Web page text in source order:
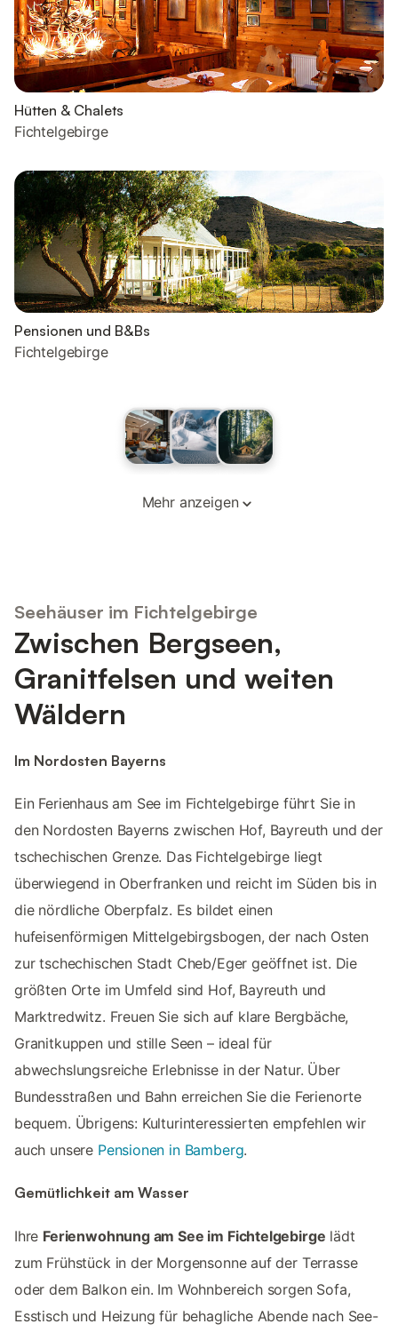
Hütten & Chalets
Fichtelgebirge
Pensionen und B&Bs
Fichtelgebirge
Mehr anzeigen
Seehäuser im Fichtelgebirge
Zwischen Bergseen,
Granitfelsen und weiten
Wäldern
Im Nordosten Bayerns
Ein Ferienhaus am See im Fichtelgebirge führt Sie in
den Nordosten Bayerns zwischen Hof, Bayreuth und der
tschechischen Grenze. Das Fichtelgebirge liegt
überwiegend in Oberfranken und reicht im Süden bis in
die nördliche Oberpfalz. Es bildet einen
hufeisenförmigen Mittelgebirgsbogen, der nach Osten
zur tschechischen Stadt Cheb/Eger geöffnet ist. Die
größten Orte im Umfeld sind Hof, Bayreuth und
Marktredwitz. Freuen Sie sich auf klare Bergbäche,
Granitkuppen und stille Seen – ideal für
abwechslungsreiche Erlebnisse in der Natur. Über
Bundesstraßen und Bahn erreichen Sie die Ferienorte
bequem. Übrigens: Kulturinteressierten empfehlen wir
auch unsere Pensionen in Bamberg.
Gemütlichkeit am Wasser
Ihre Ferienwohnung am See im Fichtelgebirge lädt
zum Frühstück in der Morgensonne auf der Terrasse
oder dem Balkon ein. Im Wohnbereich sorgen Sofa,
Esstisch und Heizung für behagliche Abende nach See-